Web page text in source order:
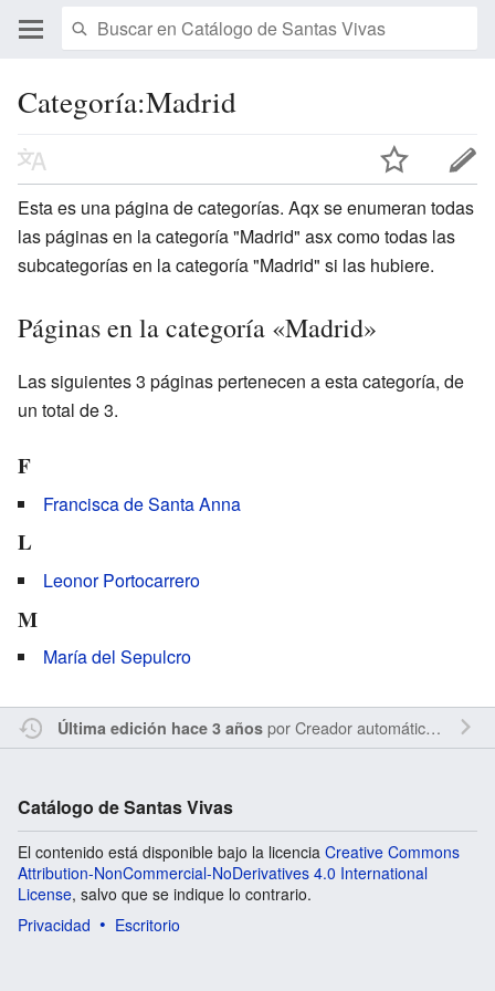
Categoría:Madrid
Esta es una página de categorías. Aqx se enumeran todas
las páginas en la categoría "Madrid" asx como todas las
subcategorías en la categoría "Madrid" si las hubiere.
Páginas en la categoría «Madrid»
Las siguientes 3 páginas pertenecen a esta categoría, de
un total de 3.
F
Francisca de Santa Anna
L
Leonor Portocarrero
M
María del Sepulcro
Última edición hace 3 añosporCreador automático de categorías
Catálogo de Santas Vivas
El contenido está disponible bajo la licencia Creative Commons
Attribution-NonCommercial-NoDerivatives 4.0 International
License, salvo que se indique lo contrario.
Privacidad
Escritorio